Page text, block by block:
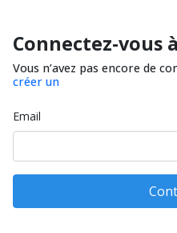
Connectez-vous
Vous n’avez pas encore de
créer un
Email